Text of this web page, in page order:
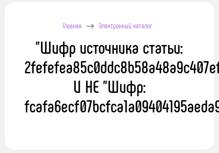
Главная Электронный каталог
"Шифр источника статьи:
И НЕ "Шифр: